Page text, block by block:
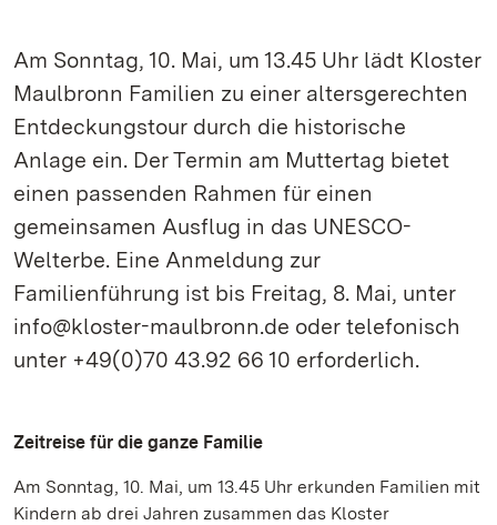
Am Sonntag, 10. Mai, um 13.45 Uhr lädt Kloster
Maulbronn Familien zu einer altersgerechten
Entdeckungstour durch die historische
Anlage ein. Der Termin am Muttertag bietet
einen passenden Rahmen für einen
gemeinsamen Ausflug in das UNESCO-
Welterbe. Eine Anmeldung zur
Familienführung ist bis Freitag, 8. Mai, unter
info@kloster-maulbronn.de oder telefonisch
unter +49(0)70 43.92 66 10 erforderlich.
Zeitreise für die ganze Familie
Am Sonntag, 10. Mai, um 13.45 Uhr erkunden Familien mit
Kindern ab drei Jahren zusammen das Kloster